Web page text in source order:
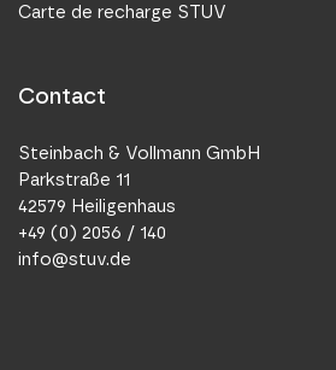
Carte de recharge STUV
Contact
Steinbach & Vollmann GmbH
Parkstraße 11
42579 Heiligenhaus
+49 (0) 2056 / 140
info@stuv.de